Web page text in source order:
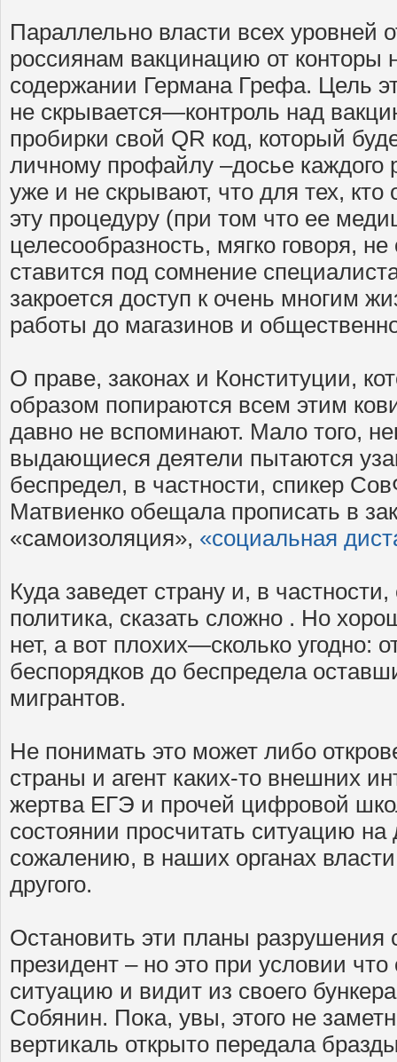
Параллельно власти всех уровней
россиянам вакцинацию от конторы
содержании Германа Грефа. Цель
не скрывается—контроль над
пробирки свой QR код, который
личному профайлу –досье каждого
уже и не скрывают, что для тех, кто
эту процедуру (при том что ее
целесообразность, мягко говоря,
ставится под сомнение
закроется доступ к очень многим
работы до магазинов и
О праве, законах и Конституции,
образом попираются всем этим
давно не вспоминают. Мало того,
выдающиеся деятели пытаются
беспредел, в частности, спикер
Матвиенко обещала прописать в
«самоизоляция», «социальная
Куда заведет страну и, в
политика, сказать сложно . Но
нет, а вот плохих—сколько угодно:
беспорядков до беспредела
мигрантов.
Не понимать это может либо
страны и агент каких-то внешних
жертва ЕГЭ и прочей цифровой
состоянии просчитать ситуацию
сожалению, в наших органах власти
другого.
Остановить эти планы разрушения
президент – но это при условии что
ситуацию и видит из своего
Собянин. Пока, увы, этого не
вертикаль открыто передала